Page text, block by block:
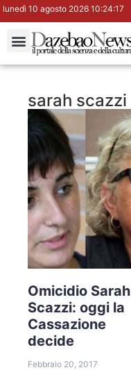
lunedì 10 agosto 2026 10:24:18
sarah scazzi
Omicidio Sarah
Scazzi: oggi la
Cassazione
decide
Febbraio 20, 2017